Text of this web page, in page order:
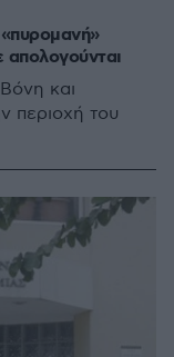
και
περιοχή του